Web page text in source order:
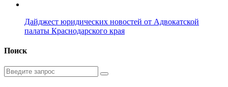
Дайджест юридических новостей от Адвокатской
палаты Краснодарского края
Поиск
Введите
запрос